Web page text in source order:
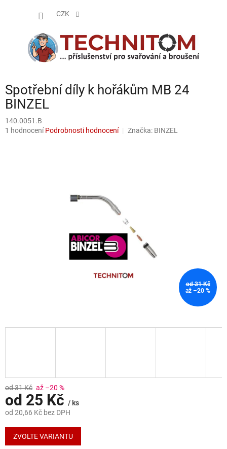
CZK
Spotřební díly k hořákům MB 24
BINZEL
140.0051.B
Průměrné
1 hodnocení Podrobnosti hodnocení Značka: BINZEL
od 31 Kč
až –20 %
od 31 Kč až –20 %
od 25 Kč / ks
od 20,66 Kč bez DPH
Měrná
cena:
ZVOLTE VARIANTU